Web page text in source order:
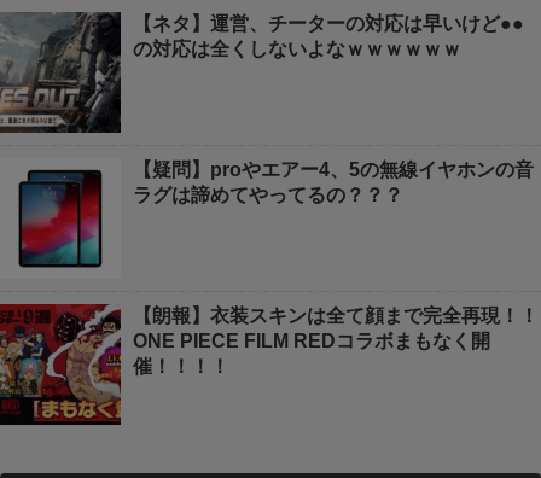
【ネタ】運営、チーターの対応は早いけど●●
の対応は全くしないよなｗｗｗｗｗｗ
【疑問】proやエアー4、5の無線イヤホンの音
ラグは諦めてやってるの？？？
【朗報】衣装スキンは全て顔まで完全再現！！
ONE PIECE FILM REDコラボまもなく開
催！！！！